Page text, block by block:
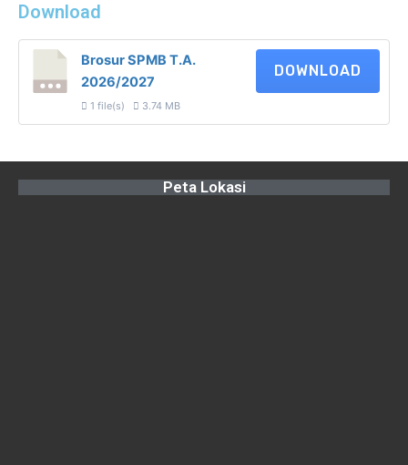
Download
Brosur SPMB T.A.
2026/2027
1 file(s) 3.74 MB
DOWNLOAD
Peta Lokasi